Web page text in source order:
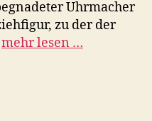
Uhrmacher
zu der der
mehr lesen …